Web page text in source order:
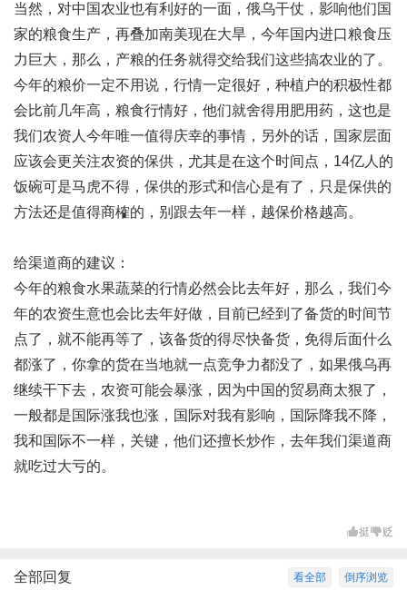
当然，对中国农业也有利好的一面，俄乌干仗，影响他们国
家的粮食生产，再叠加南美现在大旱，今年国内进口粮食压
力巨大，那么，产粮的任务就得交给我们这些搞农业的了。
今年的粮价一定不用说，行情一定很好，种植户的积极性都
会比前几年高，粮食行情好，他们就舍得用肥用药，这也是
我们农资人 今年唯一值得庆幸的事情，另外的话，国家层面
应该会更关注农资的保供，尤其是在这个时间点，14亿人的
饭碗可是马虎不得，保供的形式和信心是有了，只是保供的
方法还是值得商榷的，别跟去年一样，越保价格越高。
给渠道商的建议：
今年的粮食水果蔬菜的行情必然会比去年好，那么，我们今
年的农资生意也会比去年好做，目前已经到了备货的时间节
点了，就不能再等了，该备货的得尽快备货，免得后面什么
都涨了，你拿的货在当地就一点竞争力都没了，如果俄乌再
继续干下去，农资可能会暴涨，因为中国的贸易商太狠了，
一般都是国际涨我也涨，国际对我有影响，国际降我不降，
我和国际不一样，关键，他们还擅长炒作，去年我们渠道商
就吃过大亏的。
挺 贬
倒序浏览
看全部
全部回复